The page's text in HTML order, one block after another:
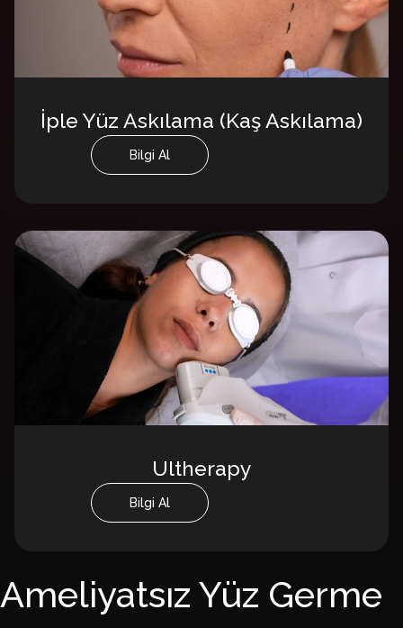
İple Yüz Askılama (Kaş Askılama)
Bilgi Al
Ultherapy
Bilgi Al
Ameliyatsız Yüz Germe